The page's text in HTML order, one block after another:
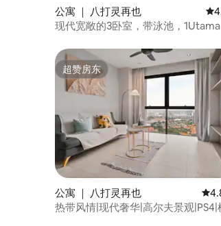
公寓 ｜ 八打灵再也 平
现代宽敞的3卧室，带泳池，1Utama
超赞房东
超赞房东
公寓 ｜ 八打灵再也 平
热带风情|现代奢华|高尔夫景观|PS4|